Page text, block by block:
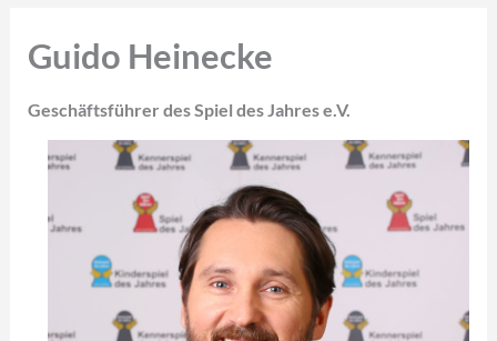
Guido Heinecke
Geschäftsführer des Spiel des Jahres e.V.